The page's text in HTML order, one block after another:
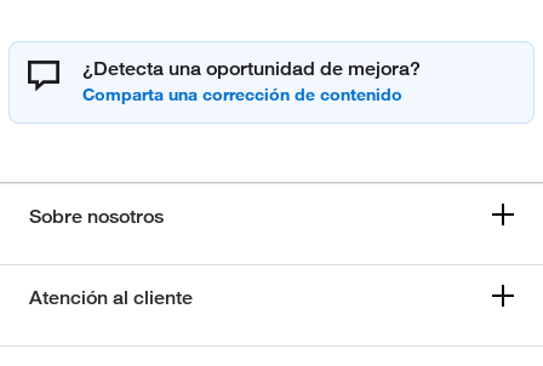
¿Detecta una oportunidad de mejora?
Sobre nosotros
Atención al cliente